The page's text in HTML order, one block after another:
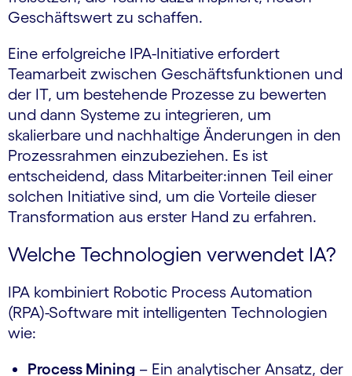
Geschäftswert zu schaffen.
Eine erfolgreiche IPA-Initiative erfordert
Teamarbeit zwischen Geschäftsfunktionen und
der IT, um bestehende Prozesse zu bewerten
und dann Systeme zu integrieren, um
skalierbare und nachhaltige Änderungen in den
Prozessrahmen einzubeziehen. Es ist
entscheidend, dass Mitarbeiter:innen Teil einer
solchen Initiative sind, um die Vorteile dieser
Transformation aus erster Hand zu erfahren.
Welche Technologien verwendet IA?
IPA kombiniert Robotic Process Automation
(RPA)-Software mit intelligenten Technologien
wie:
Process Mining – Ein analytischer Ansatz, der